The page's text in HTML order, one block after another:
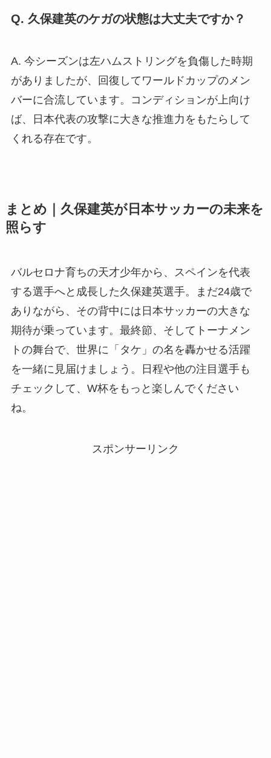
Q. 久保建英のケガの状態は大丈夫ですか？
A. 今シーズンは左ハムストリングを負傷した時期
がありましたが、回復してワールドカップのメン
バーに合流しています。コンディションが上向け
ば、日本代表の攻撃に大きな推進力をもたらして
くれる存在です。
まとめ｜久保建英が日本サッカーの未来を
照らす
バルセロナ育ちの天才少年から、スペインを代表
する選手へと成長した久保建英選手。まだ24歳で
ありながら、その背中には日本サッカーの大きな
期待が乗っています。最終節、そしてトーナメン
トの舞台で、世界に「タケ」の名を轟かせる活躍
を一緒に見届けましょう。日程や他の注目選手も
チェックして、W杯をもっと楽しんでください
ね。
スポンサーリンク